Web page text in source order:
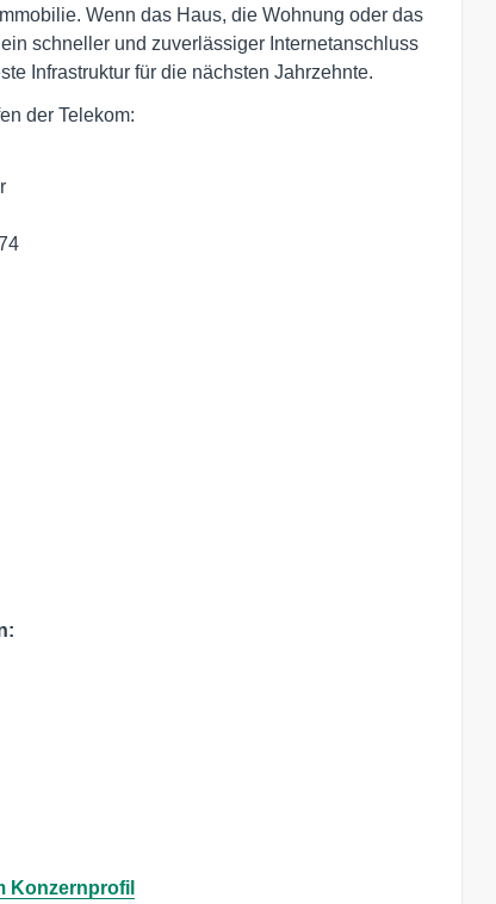
Wenn das Haus, die Wohnung oder das
schneller und zuverlässiger Internetanschluss
Infrastruktur für die nächsten Jahrzehnte.
der Telekom:
Konzernprofil